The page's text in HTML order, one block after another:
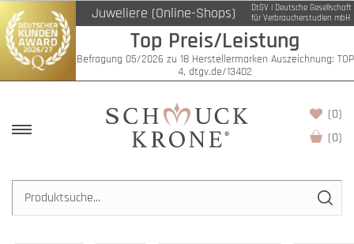
Juweliere (Online-Shops)
DtGV | Deutsche Gesellschaft
für Verbraucherstudien mbH
Top Preis/Leistung
Befragung 05/2026 zu 18 Herstellermarken Auszeichnung: TOP
4, dtgv.de/13402
(0)
(0)